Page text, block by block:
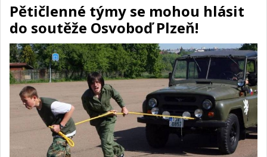
Pětičlenné týmy se mohou hlásit
do soutěže Osvoboď Plzeň!